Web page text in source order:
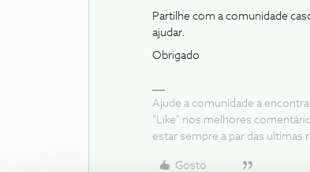
Partilhe com a comunidade
ajudar.
Obrigado
Ajude a comunidade a
"Like" nos melhores
estar sempre a par das ultimas
Gosto